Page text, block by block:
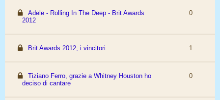
Adele - Rolling In The Deep - Brit Awards
2012
0
Brit Awards 2012, i vincitori 1
Tiziano Ferro, grazie a Whitney Houston ho
deciso di cantare
0